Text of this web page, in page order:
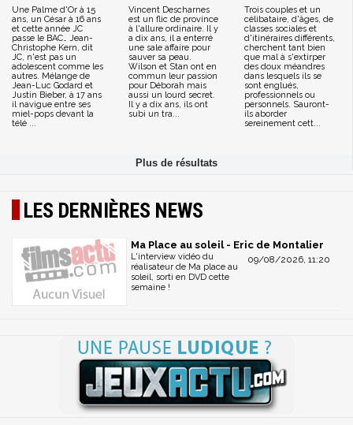
Une Palme d'Or à 15
ans, un César à 16 ans
et cette année JC
passe le BAC… Jean-
Christophe Kern, dit
JC, n'est pas un
adolescent comme les
autres. Mélange de
Jean-Luc Godard et
Justin Bieber, à 17 ans
il navigue entre ses
miel-pops devant la
télé ...
Vincent Descharnes
est un flic de province
à l'allure ordinaire. Il y
a dix ans, il a enterré
une sale affaire pour
sauver sa peau.
Wilson et Stan ont en
commun leur passion
pour Déborah mais
aussi un lourd secret.
Il y a dix ans, ils ont
subi un tra...
Trois couples et un
célibataire, d'âges, de
classes sociales et
d'itinéraires différents,
cherchent tant bien
que mal à s'extirper
des doux méandres
dans lesquels ils se
sont englués,
professionnels ou
personnels. Sauront-
ils aborder
sereinement cett...
LES DERNIÈRES NEWS
Ma Place au soleil - Eric de Montalier
09/08/2026, 11:20
L'interview vidéo du
réalisateur de Ma place au
soleil, sorti en DVD cette
semaine !